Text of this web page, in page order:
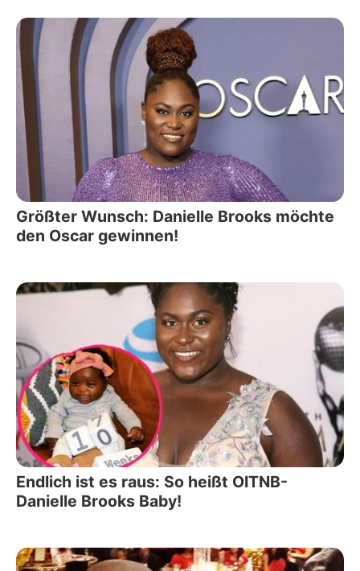
Größter Wunsch: Danielle Brooks möchte
den Oscar gewinnen!
Endlich ist es raus: So heißt OITNB-
Danielle Brooks Baby!